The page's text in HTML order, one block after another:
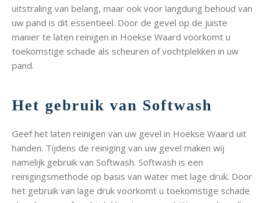
uitstraling van belang, maar ook voor langdurig behoud van
uw pand is dit essentieel. Door de gevel op de juiste
manier te laten reinigen in Hoekse Waard voorkomt u
toekomstige schade als scheuren of vochtplekken in uw
pand.
Het gebruik van Softwash
Geef het laten reinigen van uw gevel in Hoekse Waard uit
handen. Tijdens de reiniging van uw gevel maken wij
namelijk gebruik van Softwash. Softwash is een
reinigingsmethode op basis van water met lage druk. Door
het gebruik van lage druk voorkomt u toekomstige schade